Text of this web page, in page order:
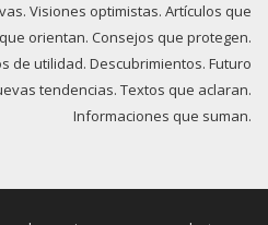
Visiones optimistas. Artículos que
orientan. Consejos que protegen.
de utilidad. Descubrimientos. Futuro
tendencias. Textos que aclaran.
Informaciones que suman.